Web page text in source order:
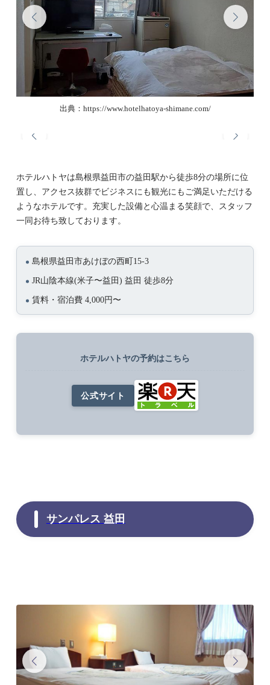
出典：https://www.hotelhatoya-shimane.com/
ホテルハトヤは島根県益田市の益田駅から徒歩8分の場所に位
置し、アクセス抜群でビジネスにも観光にもご満足いただける
ようなホテルです。充実した設備と心温まる笑顔で、スタッフ
一同お待ち致しております。
島根県益田市あけぼの西町15-3
JR山陰本線(米子〜益田) 益田 徒歩8分
賃料・宿泊費 4,000円〜
ホテルハトヤの予約はこちら
公式サイト
サンパレス 益田